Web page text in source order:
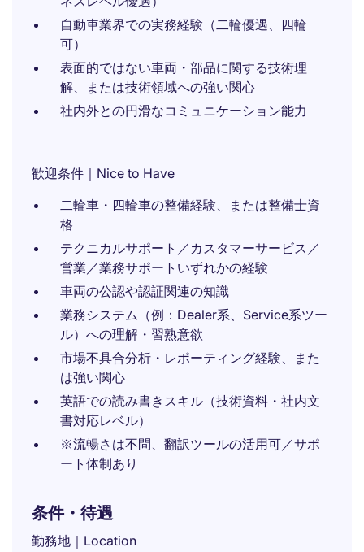
自動車業界での実務経験（二輪優遇、四輪
可）
表面的ではない車両・部品に関する技術理
解、または技術領域への強い関心
社内外との円滑なコミュニケーション能力
歓迎条件｜Nice to Have
二輪車・四輪車の整備経験、または整備士資
格
テクニカルサポート／カスタマーサービス／
営業／業務サポートいずれかの経験
車両の公認や認証関連の知識
業務システム（例：Dealer系、Service系ツー
ル）への理解・習熟意欲
市場不具合分析・レポーティング経験、また
は強い関心
英語での読み書きスキル（技術資料・社内文
書対応レベル）
※流暢さは不問、翻訳ツールの活用可／サポ
ート体制あり
条件・待遇
勤務地｜Location